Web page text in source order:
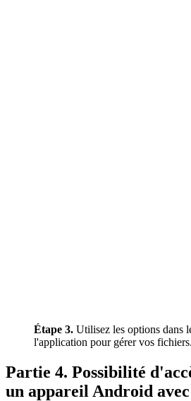
Étape 3. Utilisez les options dans
l'application pour gérer vos fichiers.
Partie 4. Possibilité
un appareil Android